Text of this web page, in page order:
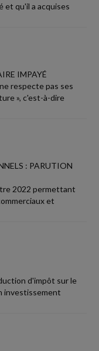
et qu'il a acquises
IMPAYÉ
respecte pas ses
», c'est-à-dire
: PARUTION
2022 permettant
et
d'impôt sur le
investissement